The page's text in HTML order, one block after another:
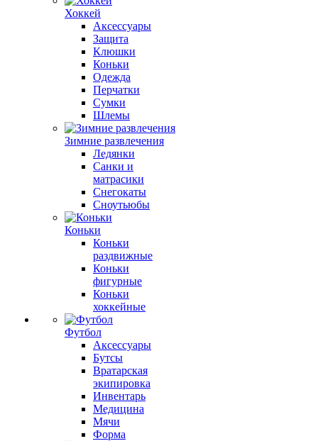
Хоккей
Аксессуары
Защита
Клюшки
Коньки
Одежда
Перчатки
Сумки
Шлемы
Зимние развлечения
Ледянки
Санки и
матрасики
Снегокаты
Сноутьюбы
Коньки
Коньки
раздвижные
Коньки
фигурные
Коньки
хоккейные
Футбол
Аксессуары
Бутсы
Вратарская
экипировка
Инвентарь
Медицина
Мячи
Форма